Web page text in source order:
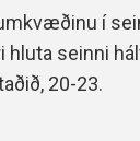
í
seinni
20-23.